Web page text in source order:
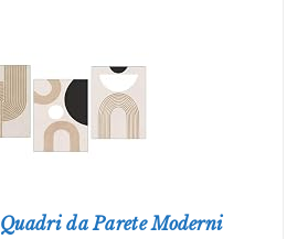
da Parete Moderni